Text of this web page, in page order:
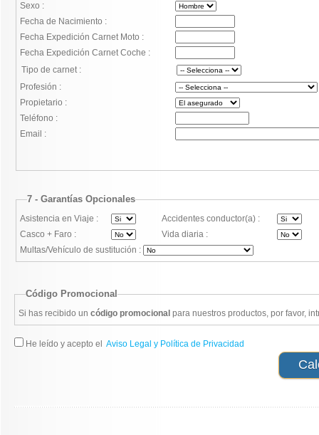
Sexo :
Fecha de Nacimiento :
Fecha Expedición Carnet Moto :
Fecha Expedición Carnet Coche :
Tipo de carnet :
Profesión :
Propietario :
Teléfono :
Email :
7 - Garantías Opcionales
Asistencia en Viaje :
Accidentes conductor(a) :
Casco + Faro :
Vida diaria :
Multas/Vehículo de sustitución :
Código Promocional
Si has recibido un código promocional para nuestros productos, por favor,
He leído y acepto el Aviso Legal y Política de Privacidad